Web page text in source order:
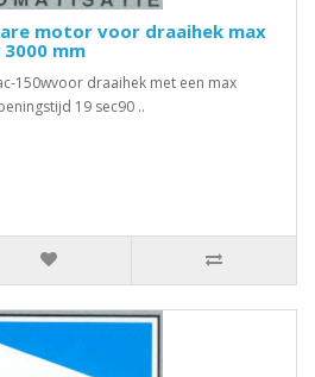
motor voor draaihek max
mm
150wvoor draaihek met een max
19 sec90 ..